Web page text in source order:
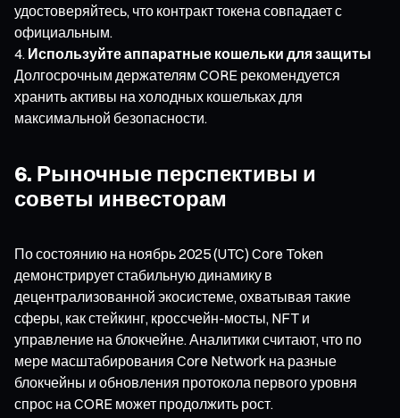
удостоверяйтесь, что контракт токена совпадает с
официальным.
Используйте аппаратные кошельки для защиты
Долгосрочным держателям CORE рекомендуется
хранить активы на холодных кошельках для
максимальной безопасности.
6. Рыночные перспективы и
советы инвесторам
По состоянию на ноябрь 2025 (UTC) Core Token
демонстрирует стабильную динамику в
децентрализованной экосистеме, охватывая такие
сферы, как стейкинг, кроссчейн-мосты, NFT и
управление на блокчейне. Аналитики считают, что по
мере масштабирования Core Network на разные
блокчейны и обновления протокола первого уровня
спрос на CORE может продолжить рост.